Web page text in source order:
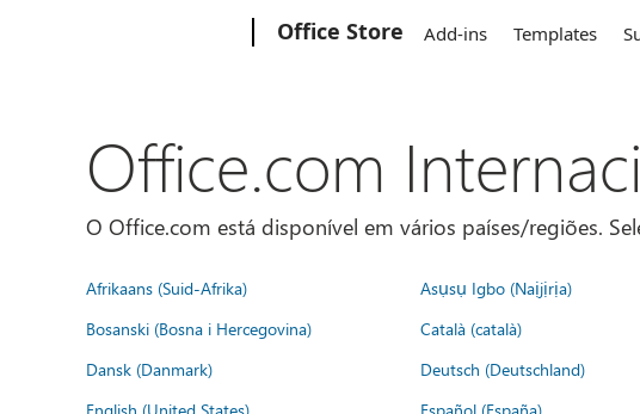
Office Store Add-ins Templates
Office.com
O Office.com está disponível em vários países/regiões.
Afrikaans (Suid-Afrika) Asụsụ Igbo (Naịjịrịa)
Bosanski (Bosna i Hercegovina)
Català (català)
Dansk (Danmark)
Deutsch (Deutschland)
English (United States)
Español (España)